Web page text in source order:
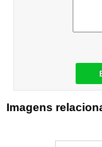
Imagens